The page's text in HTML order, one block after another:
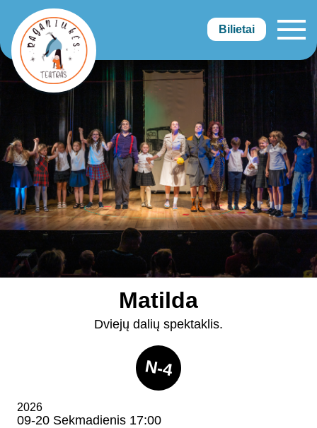
Raganiukės teatras
Bilietai
Matilda
Dviejų dalių spektaklis.
N-4
2026
09-20 Sekmadienis 17:00